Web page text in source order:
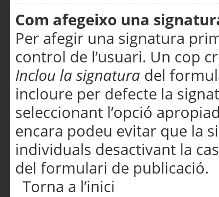
Com afegeixo una
Per afegir una signatura
control de l’usuari. Un cop
Inclou la signatura del
incloure per defecte la
seleccionant l’opció
encara podeu evitar que la
individuals desactivant la
del formulari de publicació.
Torna a l’inici